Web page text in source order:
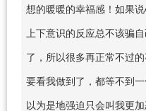
想的暖暖的幸福感！如果
上下意识的反应总不该骗
了，所以很多再正常不过
要看我做到了，都等不到
以为是地强迫只会叫我更加